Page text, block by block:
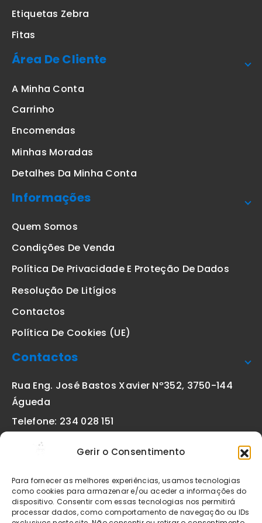
Gerir o Consentimento
Para fornecer as melhores experiências, usamos tecnologias
como cookies para armazenar e/ou aceder a informações do
dispositivo. Consentir com essas tecnologias nos permitirá
processar dados, como comportamento de navegação ou IDs
Etiquetas Zebra
Fitas
Área De Cliente
A Minha Conta
Carrinho
Encomendas
Minhas Moradas
Detalhes Da Minha Conta
Informações
Quem Somos
Condições De Venda
Política De Privacidade E Proteção De Dados
Resolução De Litígios
Contactos
Política De Cookies (UE)
Contactos
Rua Eng. José Bastos Xavier Nº352, 3750-144
Águeda
Telefone: 234 028 151
geral@etiquetas-online.pt
Os preços indicados incluem IVA à taxa legal em vigor. Todos